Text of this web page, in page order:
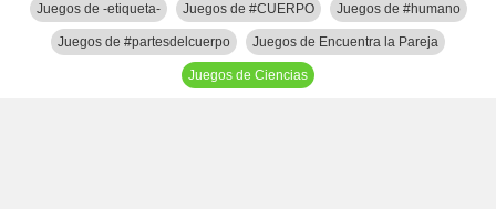
Juegos de -etiqueta- Juegos de #CUERPO Juegos de #humano
Juegos de #partesdelcuerpo Juegos de Encuentra la Pareja
Juegos de Ciencias